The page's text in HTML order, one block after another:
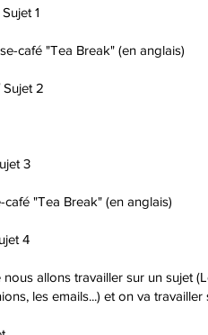
1
café "Tea Break" (en anglais)
Sujet 2
3
café "Tea Break" (en anglais)
4
allons travailler sur un sujet
les emails...) et on va travailler